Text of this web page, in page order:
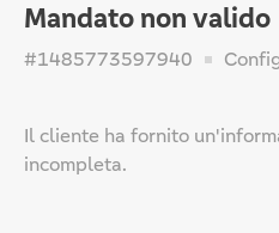
Mandato non valido
#1485773597940
Il cliente ha fornito
incompleta.